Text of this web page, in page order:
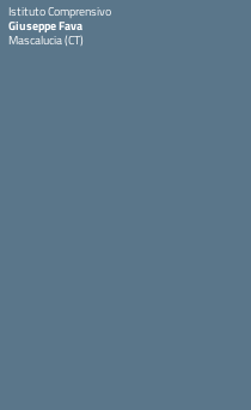
Istituto Comprensivo
Giuseppe Fava
Mascalucia (CT)